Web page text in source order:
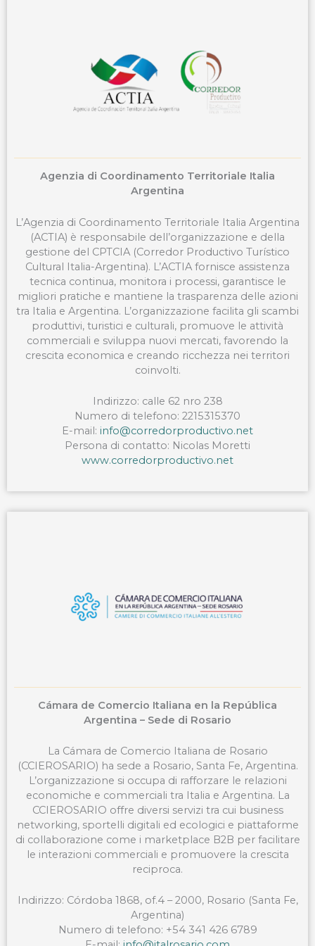
Agenzia di Coordinamento Territoriale Italia
Argentina
L’Agenzia di Coordinamento Territoriale Italia Argentina
(ACTIA) è responsabile dell’organizzazione e della
gestione del CPTCIA (Corredor Productivo Turístico
Cultural Italia-Argentina). L’ACTIA fornisce assistenza
tecnica continua, monitora i processi, garantisce le
migliori pratiche e mantiene la trasparenza delle azioni
tra Italia e Argentina. L’organizzazione facilita gli scambi
produttivi, turistici e culturali, promuove le attività
commerciali e sviluppa nuovi mercati, favorendo la
crescita economica e creando ricchezza nei territori
coinvolti.
Indirizzo: calle 62 nro 238
Numero di telefono: 2215315370
E-mail: info@corredorproductivo.net
Persona di contatto: Nicolas Moretti
www.corredorproductivo.net
Cámara de Comercio Italiana en la República
Argentina – Sede di Rosario
La Cámara de Comercio Italiana de Rosario
(CCIEROSARIO) ha sede a Rosario, Santa Fe, Argentina.
L’organizzazione si occupa di rafforzare le relazioni
economiche e commerciali tra Italia e Argentina. La
CCIEROSARIO offre diversi servizi tra cui business
networking, sportelli digitali ed ecologici e piattaforme
di collaborazione come i marketplace B2B per facilitare
le interazioni commerciali e promuovere la crescita
reciproca.
Indirizzo: Córdoba 1868, of.4 – 2000, Rosario (Santa Fe,
Argentina)
Numero di telefono: +54 341 426 6789